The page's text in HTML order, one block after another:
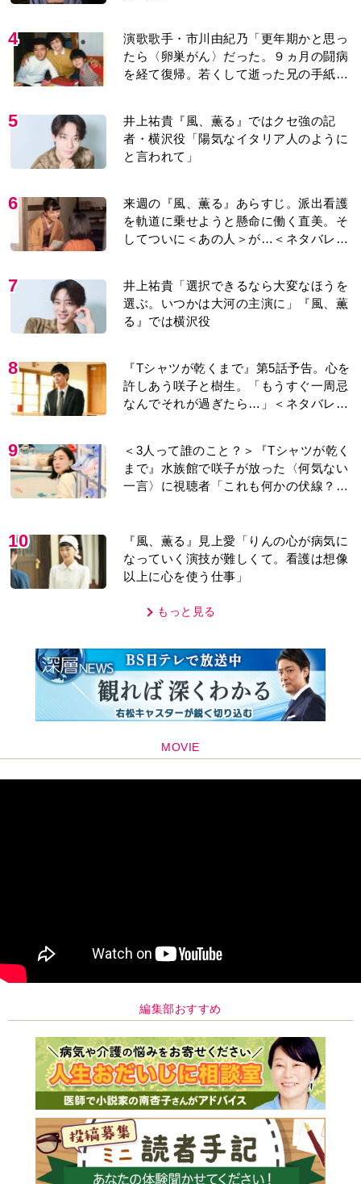
4
演歌歌手・市川由紀乃「更年期かと思っ
たら〈卵巣がん〉だった。９ヵ月の闘病
を経て復帰。若くして逝った兄の手紙を
5
井上祐貴『風、薫る』ではクセ強の記
者・横沢役「陽気なイタリア人のように
と言われて」
6
来週の『風、薫る』あらすじ。派出看護
を軌道に乗せようと懸命に働く直美。そ
してついに＜あの人＞が…＜ネタバレあ
7
井上祐貴「選択できるなら大変なほうを
選ぶ。いつかは大河の主演に」『風、薫
る』では横沢役
8
『Tシャツが乾くまで』第5話予告。心を
許しあう咲子と樹生。「もうすぐ一周忌
なんでそれが過ぎたら…」＜ネタバレあ
9
＜3人って誰のこと？＞『Tシャツが乾く
まで』水族館で咲子が放った〈何気ない
一言〉に視聴者「これも何かの伏線？」
10
『風、薫る』見上愛「りんの心が病気に
なっていく演技が難しくて。看護は想像
以上に心を使う仕事」
もっと見る
MOVIE
編集部おすすめ